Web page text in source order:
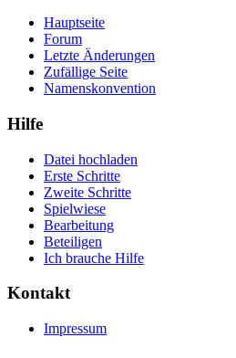
Hauptseite
Forum
Letzte Änderungen
Zufällige Seite
Namenskonvention
Hilfe
Datei hochladen
Erste Schritte
Zweite Schritte
Spielwiese
Bearbeitung
Beteiligen
Ich brauche Hilfe
Kontakt
Impressum